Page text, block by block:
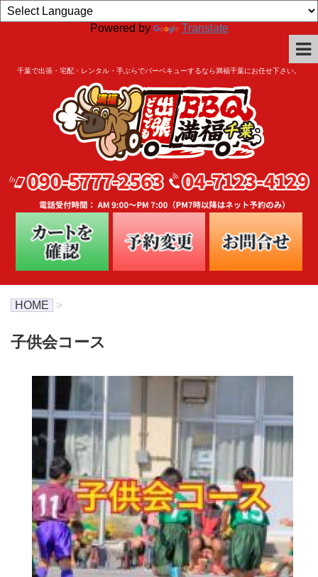
Powered by Translate
千葉で出張・宅配・レンタル・手ぶらでバーベキューするなら満福千葉にお任せ下さい。
HOME >
子供会コース